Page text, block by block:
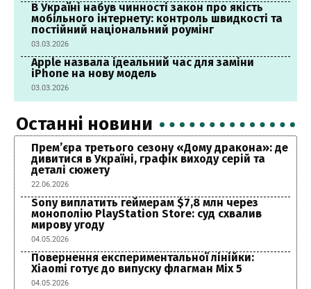
В Україні набув чинності закон про якість
мобільного інтернету: контроль швидкості та
постійний національний роумінг
03.03.2026
Apple назвала ідеальний час для заміни
iPhone на нову модель
03.03.2026
Останні новини
Прем’єра третього сезону «Дому дракона»: де
дивитися в Україні, графік виходу серій та
деталі сюжету
22.06.2026
Sony виплатить геймерам $7,8 млн через
монополію PlayStation Store: суд схвалив
мирову угоду
04.05.2026
Повернення експериментальної лінійки:
Xiaomi готує до випуску флагман Mix 5
04.05.2026